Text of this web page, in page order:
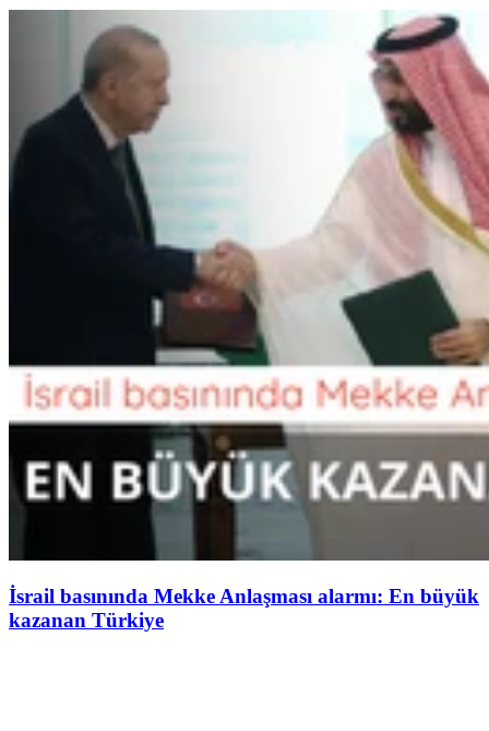
İsrail basınında Mekke Anlaşması alarmı: En büyük
kazanan Türkiye